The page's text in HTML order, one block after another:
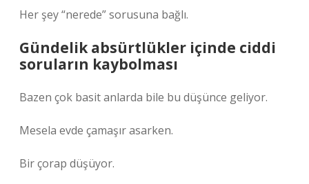
Her şey “nerede” sorusuna bağlı.
Gündelik absürtlükler içinde ciddi
soruların kaybolması
Bazen çok basit anlarda bile bu düşünce geliyor.
Mesela evde çamaşır asarken.
Bir çorap düşüyor.